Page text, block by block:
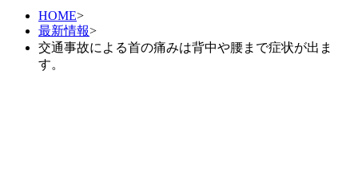
HOME>
最新情報>
交通事故による首の痛みは背中や腰まで症状が出ま
す。